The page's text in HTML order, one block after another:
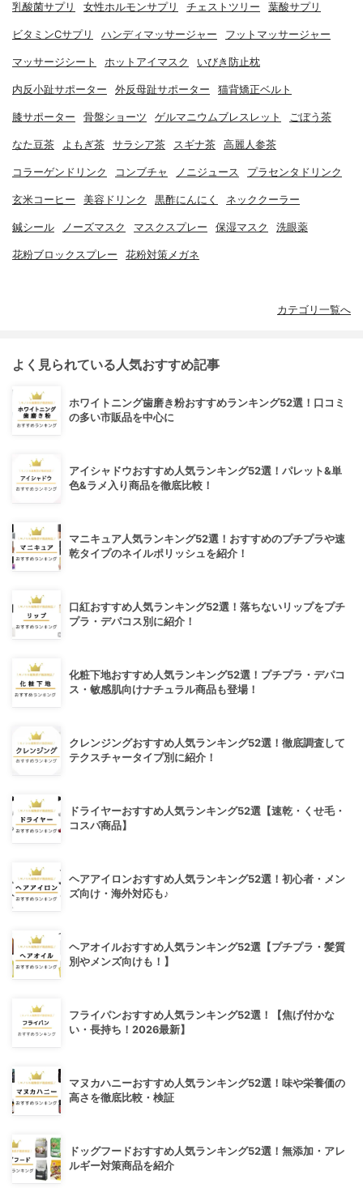
乳酸菌サプリ 女性ホルモンサプリ チェストツリー 葉酸サプリ
ビタミンCサプリ ハンディマッサージャー フットマッサージャー
マッサージシート ホットアイマスク いびき防止枕
内反小趾サポーター 外反母趾サポーター 猫背矯正ベルト
膝サポーター 骨盤ショーツ ゲルマニウムブレスレット ごぼう茶
なた豆茶 よもぎ茶 サラシア茶 スギナ茶 高麗人参茶
コラーゲンドリンク コンブチャ ノニジュース プラセンタドリンク
玄米コーヒー 美容ドリンク 黒酢にんにく ネッククーラー
鍼シール ノーズマスク マスクスプレー 保湿マスク 洗眼薬
花粉ブロックスプレー 花粉対策メガネ
カテゴリ一覧へ
よく見られている人気おすすめ記事
ホワイトニング歯磨き粉おすすめランキング52選！口コミ
の多い市販品を中心に
アイシャドウおすすめ人気ランキング52選！パレット&単
色&ラメ入り商品を徹底比較！
マニキュア人気ランキング52選！おすすめのプチプラや速
乾タイプのネイルポリッシュを紹介！
口紅おすすめ人気ランキング52選！落ちないリップをプチ
プラ・デパコス別に紹介！
化粧下地おすすめ人気ランキング52選！プチプラ・デパコ
ス・敏感肌向けナチュラル商品も登場！
クレンジングおすすめ人気ランキング52選！徹底調査して
テクスチャータイプ別に紹介！
ドライヤーおすすめ人気ランキング52選【速乾・くせ毛・
コスパ商品】
ヘアアイロンおすすめ人気ランキング52選！初心者・メン
ズ向け・海外対応も♪
ヘアオイルおすすめ人気ランキング52選【プチプラ・髪質
別やメンズ向けも！】
フライパンおすすめ人気ランキング52選！【焦げ付かな
い・長持ち！2026最新】
マヌカハニーおすすめ人気ランキング52選！味や栄養価の
高さを徹底比較・検証
ドッグフードおすすめ人気ランキング52選！無添加・アレ
ルギー対策商品を紹介